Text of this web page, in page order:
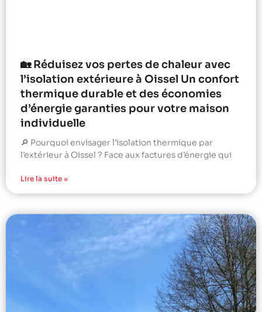
🏡 Réduisez vos pertes de chaleur avec
l’isolation extérieure à Oissel Un confort
thermique durable et des économies
d’énergie garanties pour votre maison
individuelle
🔎 Pourquoi envisager l’isolation thermique par
l’extérieur à Oissel ? Face aux factures d’énergie qui
Lire la suite »